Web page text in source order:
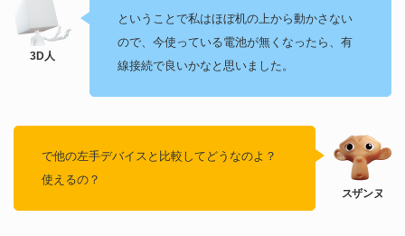
ということで私はほぼ机の上から動かさない
ので、今使っている電池が無くなったら、有
線接続で良いかなと思いました。
で他の左手デバイスと比較してどうなのよ？
使えるの？